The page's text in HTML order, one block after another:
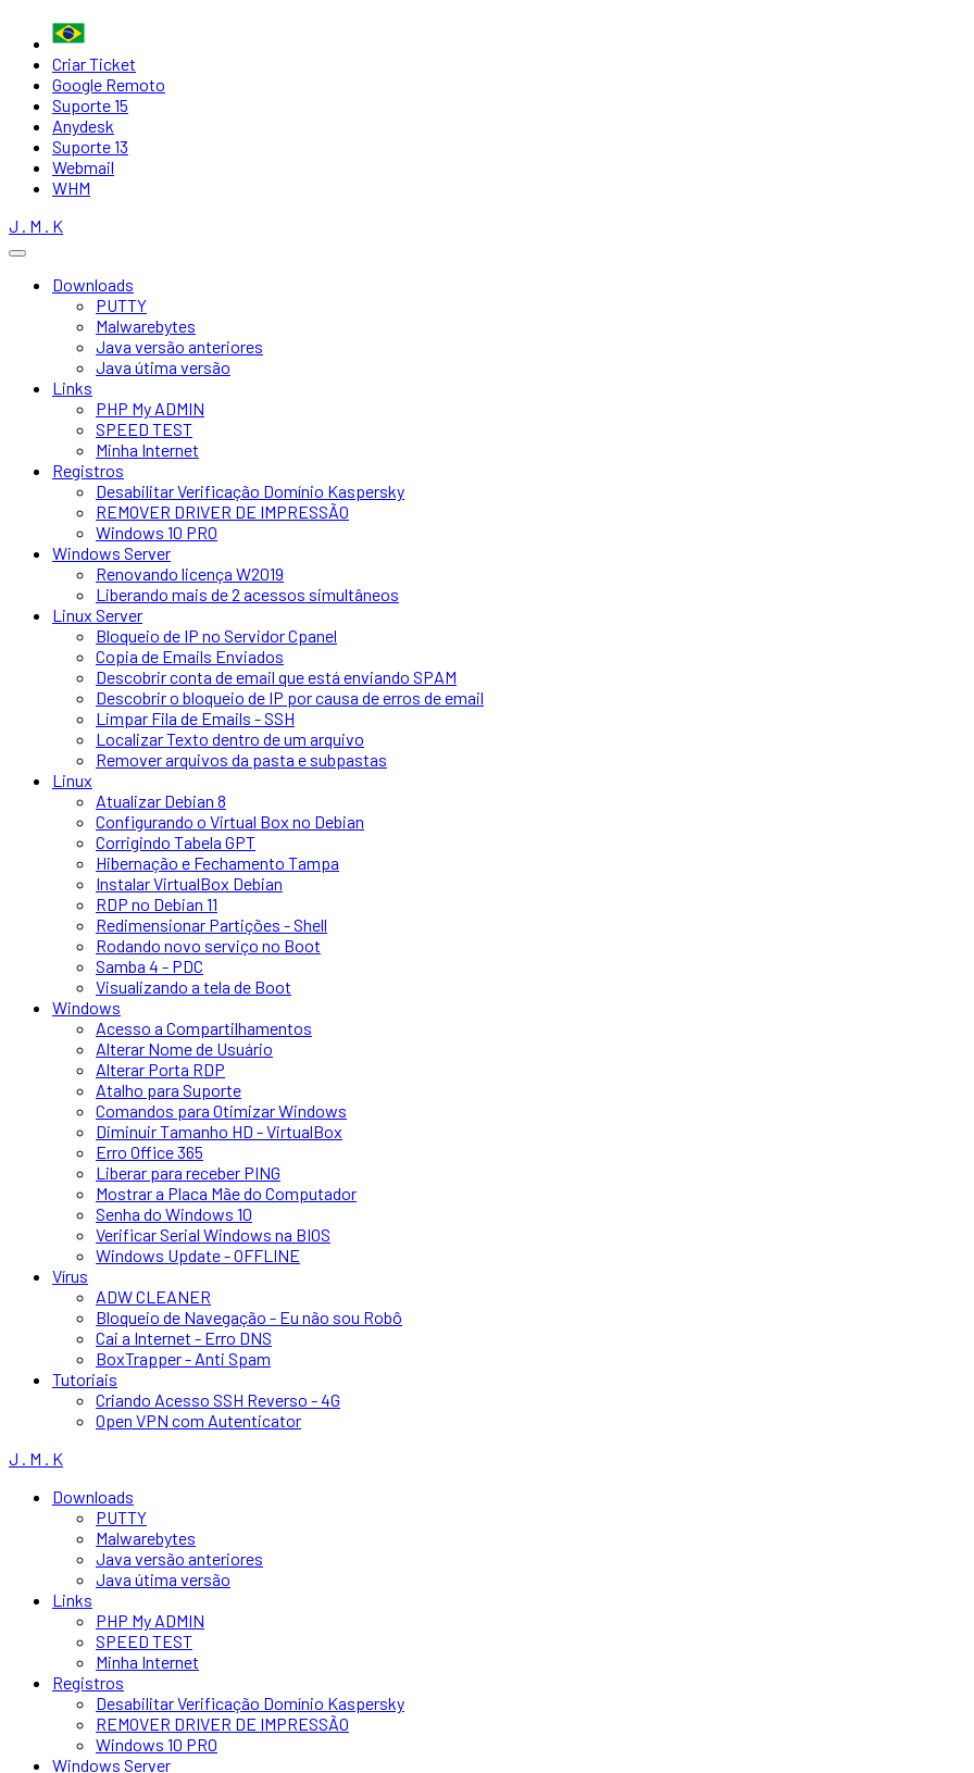
Criar Ticket
Google Remoto
Suporte 15
Anydesk
Suporte 13
Webmail
WHM
J . M . K
Downloads
PUTTY
Malwarebytes
Java versão anteriores
Java útima versão
Links
PHP My ADMIN
SPEED TEST
Minha Internet
Registros
Desabilitar Verificação Domínio Kaspersky
REMOVER DRIVER DE IMPRESSÃO
Windows 10 PRO
Windows Server
Renovando licença W2019
Liberando mais de 2 acessos simultâneos
Linux Server
Bloqueio de IP no Servidor Cpanel
Copia de Emails Enviados
Descobrir conta de email que está enviando SPAM
Descobrir o bloqueio de IP por causa de erros de email
Limpar Fila de Emails - SSH
Localizar Texto dentro de um arquivo
Remover arquivos da pasta e subpastas
Linux
Atualizar Debian 8
Configurando o Virtual Box no Debian
Corrigindo Tabela GPT
Hibernação e Fechamento Tampa
Instalar VirtualBox Debian
RDP no Debian 11
Redimensionar Partições - Shell
Rodando novo serviço no Boot
Samba 4 - PDC
Visualizando a tela de Boot
Windows
Acesso a Compartilhamentos
Alterar Nome de Usuário
Alterar Porta RDP
Atalho para Suporte
Comandos para Otimizar Windows
Diminuir Tamanho HD - VirtualBox
Erro Office 365
Liberar para receber PING
Mostrar a Placa Mãe do Computador
Senha do Windows 10
Verificar Serial Windows na BIOS
Windows Update - OFFLINE
Vírus
ADW CLEANER
Bloqueio de Navegação - Eu não sou Robô
Cai a Internet - Erro DNS
BoxTrapper - Anti Spam
Tutoriais
Criando Acesso SSH Reverso - 4G
Open VPN com Autenticator
J . M . K
Downloads
PUTTY
Malwarebytes
Java versão anteriores
Java útima versão
Links
PHP My ADMIN
SPEED TEST
Minha Internet
Registros
Desabilitar Verificação Domínio Kaspersky
REMOVER DRIVER DE IMPRESSÃO
Windows 10 PRO
Windows Server